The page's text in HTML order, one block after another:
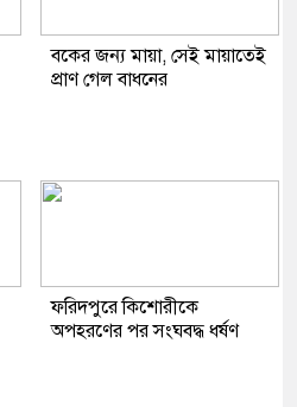
বকের জন্য মায়া, সেই মায়াতেই
প্রাণ গেল বাধনের
ফরিদপুরে কিশোরীকে
অপহরণের পর সংঘবদ্ধ ধর্ষণ